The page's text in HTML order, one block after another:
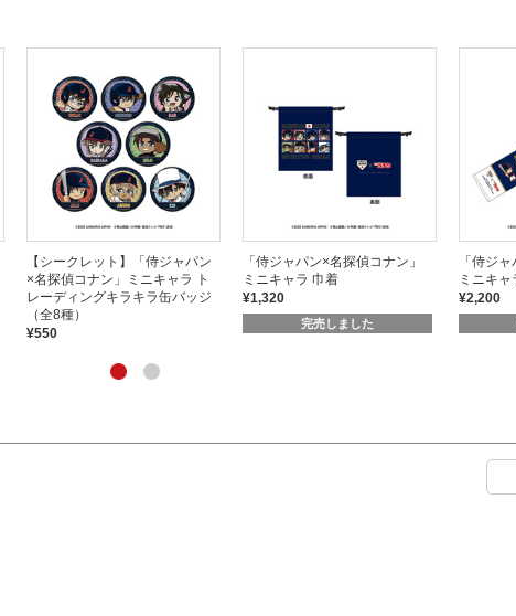
【シークレット】「侍ジャパン
×名探偵コナン」ミニキャラ ト
レーディングキラキラ缶バッジ
（全8種）
¥550
「侍ジャパン×名探偵コナン」
ミニキャラ 巾着
¥1,320
完売しました
「侍ジ
ミニキ
¥2,200